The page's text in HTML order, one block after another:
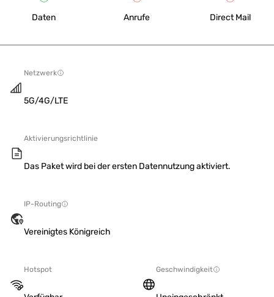
Daten Anrufe Direct Mail
Netzwerk
5G/4G/LTE
Aktivierungsrichtlinie
Das Paket wird bei der ersten Datennutzung aktiviert.
IP-Routing
Vereinigtes Königreich
Hotspot Geschwindigkeit